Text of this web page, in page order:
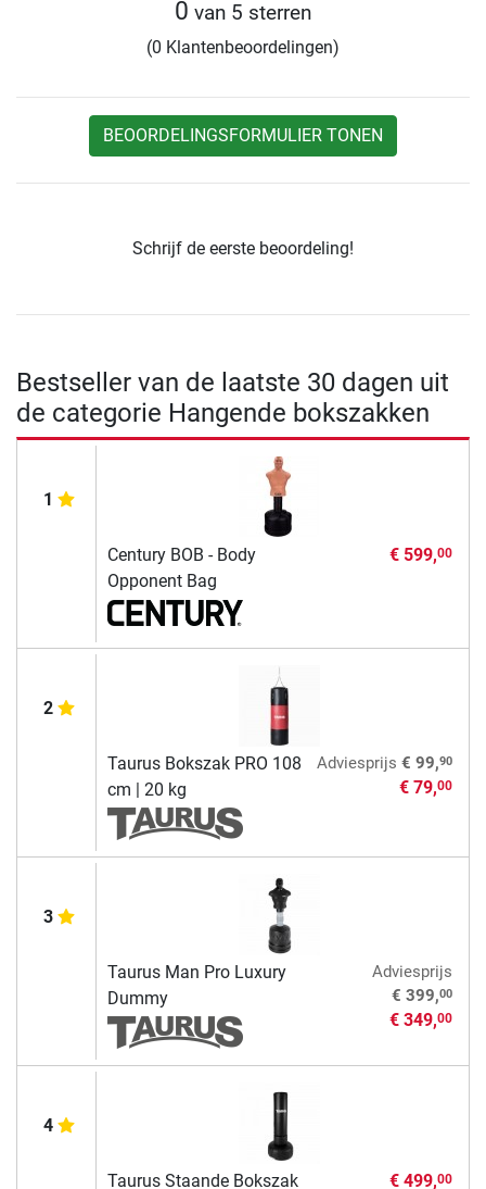
0 van 5 sterren
(0 Klantenbeoordelingen)
BEOORDELINGSFORMULIER TONEN
Schrijf de eerste beoordeling!
Bestseller van de laatste 30 dagen uit
de categorie Hangende bokszakken
1
Century BOB - Body
Opponent Bag
€ 599,00
2
Taurus Bokszak PRO 108
cm | 20 kg
Adviesprijs € 99,90
€ 79,00
3
Taurus Man Pro Luxury
Dummy
Adviesprijs
€ 399,00
€ 349,00
4
Taurus Staande Bokszak
€ 499,00